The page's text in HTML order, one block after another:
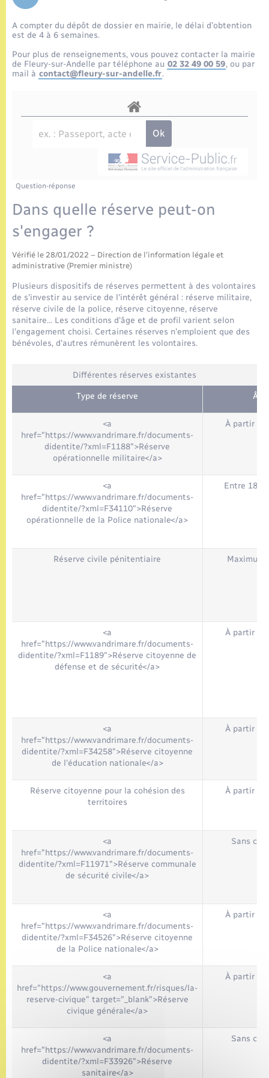
Etat-civil - Papiers - Citoyenneté
Etat civil
Mariage – PACS
Logement - Urbanisme
Nouvel habitant
Organisation d’événement
Sécurité - Prévention
Transports
Transports scolaires
Voirie et espace public
Travaux - Autorisation d’occupation de l’espace
public
Compétences
Plan interactif
La Communauté de communes
A compter du dépôt de dossier en mairie, le délai d’obtention
est de 4 à 6 semaines.
Pour plus de renseignements, vous pouvez contacter la mairie
de Fleury-sur-Andelle par téléphone au 02 32 49 00 59, ou par
mail à contact@fleury-sur-andelle.fr.
Question-réponse
Dans quelle réserve peut-on
s'engager ?
Vérifié le 28/01/2022 – Direction de l'information légale et
administrative (Premier ministre)
Plusieurs dispositifs de réserves permettent à des volontaires
de s'investir au service de l'intérêt général : réserve militaire,
réserve civile de la police, réserve citoyenne, réserve
sanitaire… Les conditions d'âge et de profil varient selon
l'engagement choisi. Certaines réserves n'emploient que des
bénévoles, d'autres rémunèrent les volontaires.
Différentes réserves existantes
Type de réserve Âge
<a
href="https://www.vandrimare.fr/documents-
didentite/?xml=F1188">Réserve
opérationnelle militaire</a>
À partir de
<a
href="https://www.vandrimare.fr/documents-
didentite/?xml=F34110">Réserve
opérationnelle de la Police nationale</a>
Entre 18
Réserve civile pénitentiaire Maximum
<a
href="https://www.vandrimare.fr/documents-
didentite/?xml=F1189">Réserve citoyenne de
défense et de sécurité</a>
À partir de
<a
href="https://www.vandrimare.fr/documents-
didentite/?xml=F34258">Réserve citoyenne
de l'éducation nationale</a>
À partir de
Réserve citoyenne pour la cohésion des
territoires
À partir de
<a
href="https://www.vandrimare.fr/documents-
didentite/?xml=F11971">Réserve communale
de sécurité civile</a>
Sans
<a
href="https://www.vandrimare.fr/documents-
didentite/?xml=F34526">Réserve citoyenne
de la Police nationale</a>
À partir de
<a
href="https://www.gouvernement.fr/risques/la-
reserve-civique" target="_blank">Réserve
civique générale</a>
À partir de
<a
href="https://www.vandrimare.fr/documents-
didentite/?xml=F33926">Réserve
sanitaire</a>
Sans